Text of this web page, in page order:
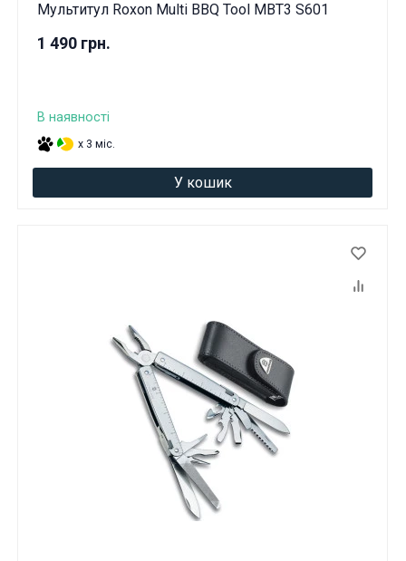
Мультитул Roxon Multi BBQ Tool MBT3 S601
1 490 грн.
В наявності
x 3 міс.
У кошик